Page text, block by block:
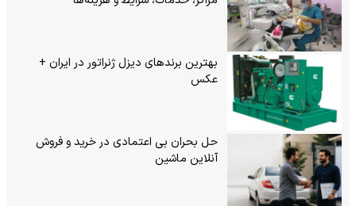
بهترین برندهای دیزل ژنراتور در ایران +
عکس
حل بحران بی‌ اعتمادی در خرید و فروش
آنلاین ماشین